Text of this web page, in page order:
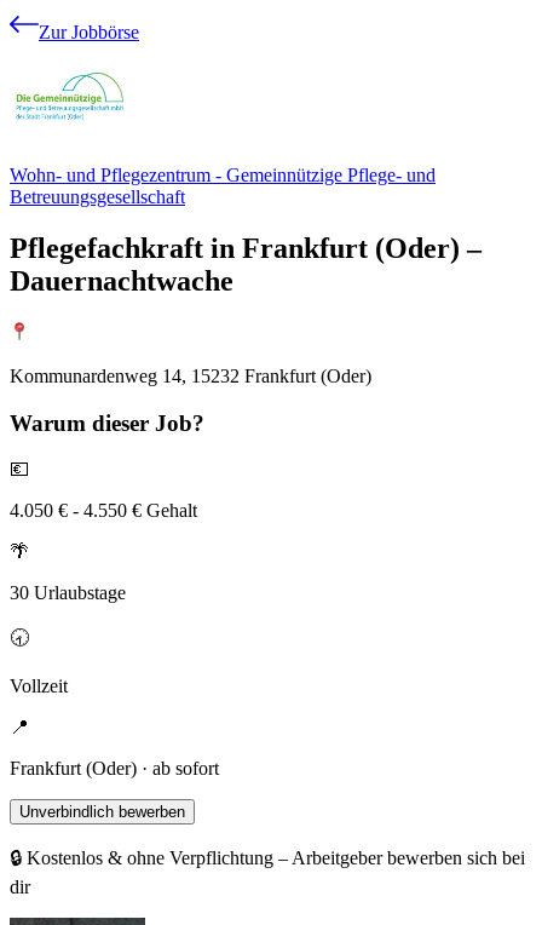
Zur Jobbörse
Wohn- und Pflegezentrum - Gemeinnützige Pflege- und
Betreuungsgesellschaft
Pflegefachkraft in Frankfurt (Oder) –
Dauernachtwache
Kommunardenweg 14, 15232 Frankfurt (Oder)
Warum dieser Job?
💶
4.050 € - 4.550 € Gehalt
🌴
30 Urlaubstage
🕣
Vollzeit
📍
Frankfurt (Oder) · ab sofort
Unverbindlich bewerben
🔒 Kostenlos & ohne Verpflichtung – Arbeitgeber bewerben sich bei
dir